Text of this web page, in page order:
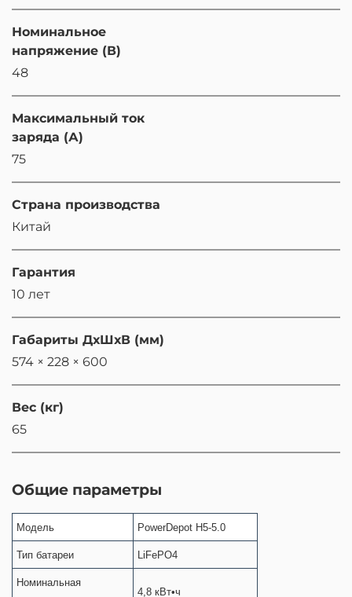
Номинальное
напряжение (В)
48
Максимальный ток
заряда (А)
75
Страна производства
Китай
Гарантия
10 лет
Габариты ДхШхВ (мм)
574 × 228 × 600
Вес (кг)
65
Общие параметры
Модель PowerDepot H5-5.0
Тип батареи LiFePO4
Номинальная
4,8 кВт•ч